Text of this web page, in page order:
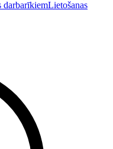
darbarīkiemLietošanas